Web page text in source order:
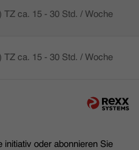
TZ ca. 15 - 30 Std. / Woche
TZ ca. 15 - 30 Std. / Woche
initiativ oder abonnieren Sie